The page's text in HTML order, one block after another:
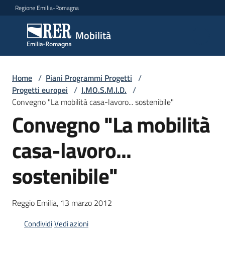
Vai al contenuto
Vai alla navigazione
Vai al footer
Regione Emilia-Romagna
Mobilità
Mobilità
Argomenti
Novità
Servizi
Leggi
Atti
Bandi
Home / Piani Programmi Progetti /
Progetti europei / I.MO.S.M.I.D. /
Convegno "La mobilità casa-lavoro... sostenibile"
Convegno "La mobilità
casa-lavoro...
sostenibile"
Reggio Emilia, 13 marzo 2012
CondividiVedi azioni